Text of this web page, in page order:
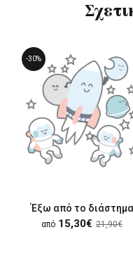
-30%
Έξω από το διάστημα
από 15,30€ 21,90€